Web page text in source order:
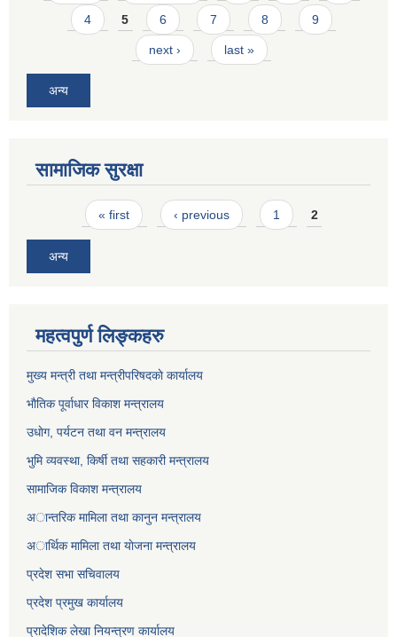
4 5 6 7 8 9
next › last »
अन्य
सामाजिक सुरक्षा
Pages« first ‹ previous 1 2
अन्य
महत्वपुर्ण लिङ्कहरु
मुख्य मन्त्री तथा मन्त्रीपरिषदकाे कार्यालय
भाैतिक पूर्वाधार विकाश मन्त्रालय
उधाेग, पर्यटन तथा वन मन्त्रालय
भुमि व्यवस्था, किर्षी तथा सहकारी मन्त्रालय
सामाजिक विकाश मन्त्रालय
अान्तरिक मामिला तथा कानुन मन्त्रालय
अार्थिक मामिला तथा याेजना मन्त्रालय
प्रदेश सभा सचिवालय
प्रदेश प्रमुख कार्यालय
प्रादेशिक लेखा नियन्त्रण कार्यालय